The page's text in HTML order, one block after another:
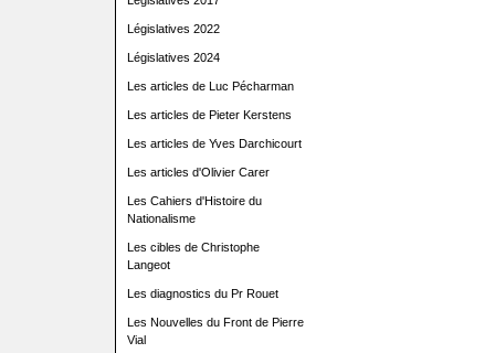
Législatives 2022
Législatives 2024
Les articles de Luc Pécharman
Les articles de Pieter Kerstens
Les articles de Yves Darchicourt
Les articles d'Olivier Carer
Les Cahiers d'Histoire du
Nationalisme
Les cibles de Christophe
Langeot
Les diagnostics du Pr Rouet
Les Nouvelles du Front de Pierre
Vial